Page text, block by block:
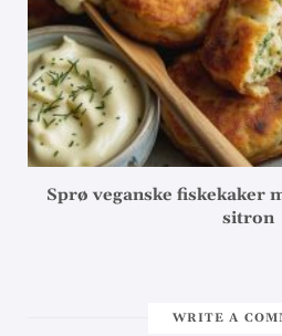
Sprø veganske fiskekaker
sitron
WRITE A